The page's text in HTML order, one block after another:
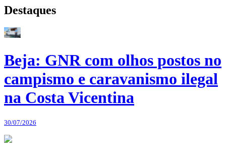
Destaques
Beja: GNR com olhos postos no
campismo e caravanismo ilegal
na Costa Vicentina
30/07/2026